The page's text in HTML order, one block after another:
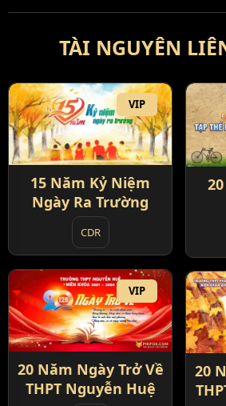
TÀI NGUYÊN
VIP
15 Năm Kỷ Niệm
Ngày Ra Trường
CDR
VIP
20 Năm Ngày Trở Về
THPT Nguyễn Huệ
20